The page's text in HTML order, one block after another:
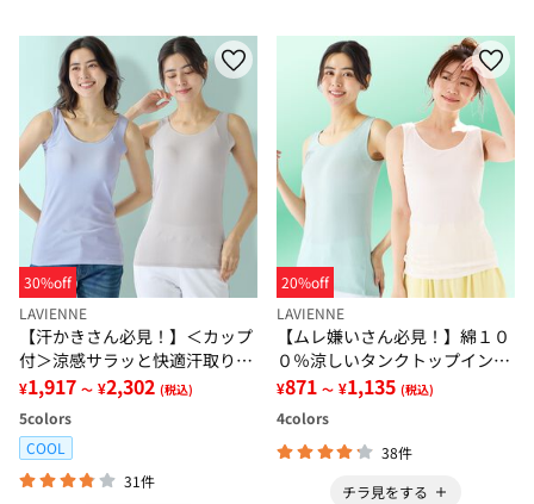
30%off
LAVIENNE
【汗かきさん必見！】＜カップ
付＞涼感サラッと快適汗取りタ
ンクトップインナー＜さらりラ
ボ＞
¥1,917 ～ ¥2,302 (税込)
5colors
COOL
31件
20%off
LAVIENNE
【ムレ嫌いさん必見！】綿１０
０％涼しいタンクトップインナ
ー＜さらりラボ＞
¥871 ～ ¥1,135 (税込)
4colors
38件
チラ見をする